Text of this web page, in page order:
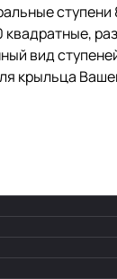
ступени
квадратные,
вид
крыльца